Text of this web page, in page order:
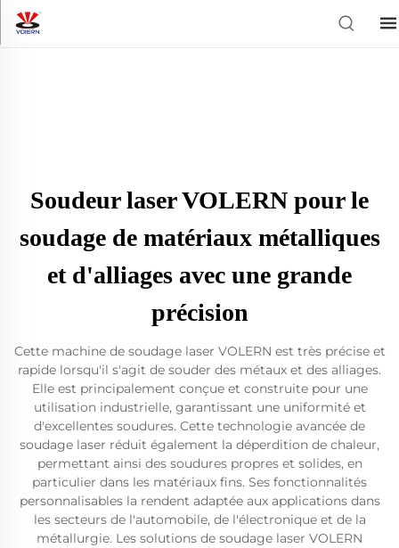
Soudeur laser VOLERN pour le
soudage de matériaux métalliques
et d'alliages avec une grande
précision
Cette machine de soudage laser VOLERN est très précise et
rapide lorsqu'il s'agit de souder des métaux et des alliages.
Elle est principalement conçue et construite pour une
utilisation industrielle, garantissant une uniformité et
d'excellentes soudures. Cette technologie avancée de
soudage laser réduit également la déperdition de chaleur,
permettant ainsi des soudures propres et solides, en
particulier dans les matériaux fins. Ses fonctionnalités
personnalisables la rendent adaptée aux applications dans
les secteurs de l'automobile, de l'électronique et de la
métallurgie. Les solutions de soudage laser VOLERN